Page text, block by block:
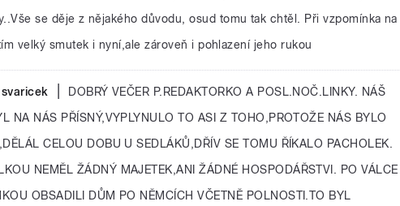
se děje z nějakého důvodu, osud tomu tak chtěl. Při vzpomínka na
velký smutek i nyní,ale zároveň i pohlazení jeho rukou
DOBRÝ VEČER P.REDAKTORKO A POSL.NOČ.LINKY. NÁŠ
NA NÁS PŘÍSNÝ,VYPLYNULO TO ASI Z TOHO,PROTOŽE NÁS BYLO
CELOU DOBU U SEDLÁKŮ,DŘÍV SE TOMU ŘÍKALO PACHOLEK.
NEMĚL ŽÁDNÝ MAJETEK,ANI ŽÁDNÉ HOSPODÁŘSTVI. PO VÁLCE
OBSADILI DŮM PO NĚMCÍCH VČETNĚ POLNOSTI.TO BYL